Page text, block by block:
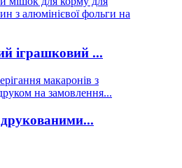
іграшковий ...